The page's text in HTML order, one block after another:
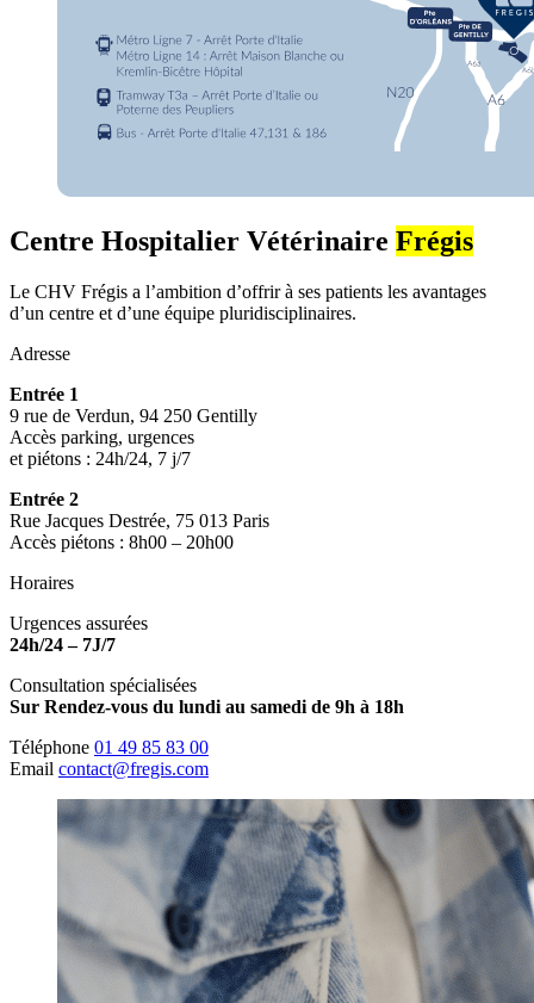
Centre Hospitalier Vétérinaire Frégis
Le CHV Frégis a l’ambition d’offrir à ses patients les avantages
d’un centre et d’une équipe pluridisciplinaires.
Adresse
Entrée 1
9 rue de Verdun, 94 250 Gentilly
Accès parking, urgences
et piétons : 24h/24, 7 j/7
Entrée 2
Rue Jacques Destrée, 75 013 Paris
Accès piétons : 8h00 – 20h00
Horaires
Urgences assurées
24h/24 – 7J/7
Consultation spécialisées
Sur Rendez-vous du lundi au samedi de 9h à 18h
Téléphone 01 49 85 83 00
Email contact@fregis.com